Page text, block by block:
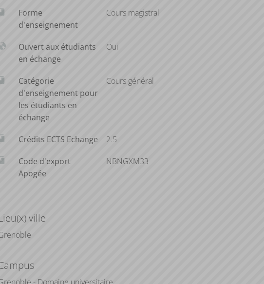
Forme
d'enseignement
Cours magistral
Ouvert aux étudiants
en échange
Oui
Catégorie
d'enseignement pour
les étudiants en
échange
Cours général
Crédits ECTS Echange 2.5
Code d'export
Apogée
NBNGXM33
ville